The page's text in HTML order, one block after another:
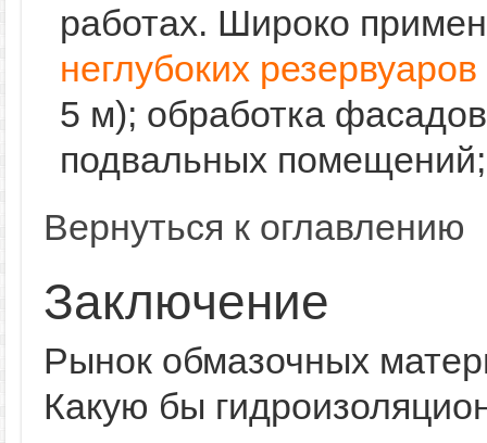
работах. Широко
неглубоких
5 м); обработка
подвальных
Вернуться к оглавлению
Заключение
Рынок обмазочных
Какую бы